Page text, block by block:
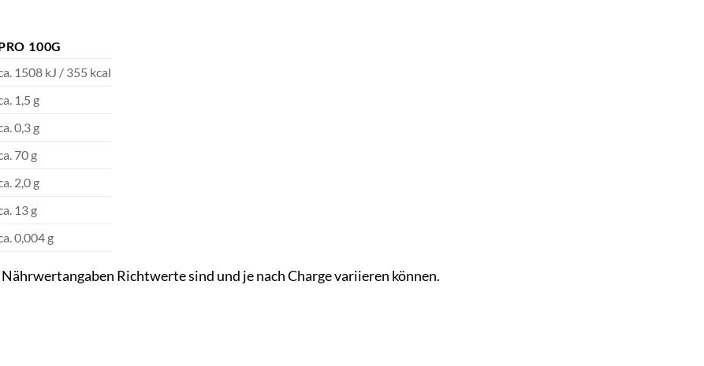
100G
1508 kJ / 355 kcal
1,5 g
0,3 g
70 g
2,0 g
13 g
0,004 g
Richtwerte sind und je nach Charge variieren können.